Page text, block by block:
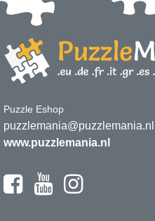
Puzzle Eshop
puzzlemania@puzzlemania.nl
www.puzzlemania.nl